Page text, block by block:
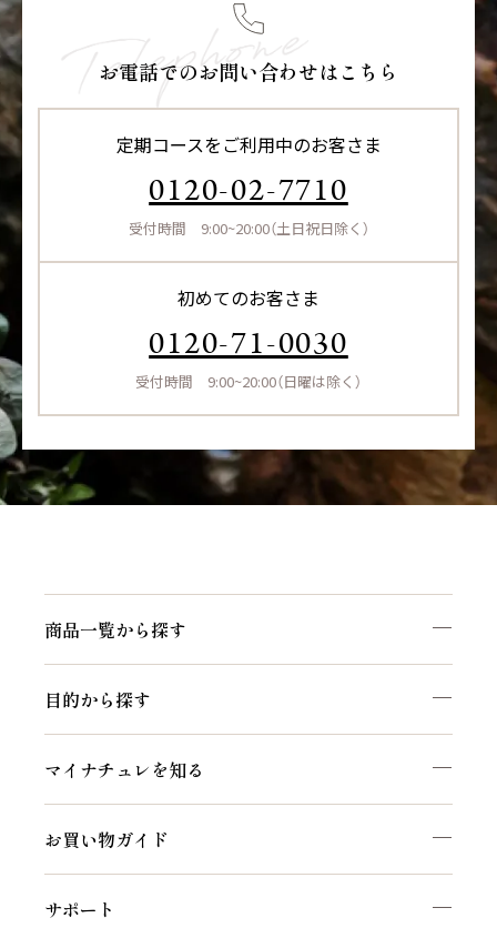
お電話でのお問い合わせはこちら
定期コースをご利用中のお客さま
0120-02-7710
受付時間 9:00~20:00（土日祝日除く）
初めてのお客さま
0120-71-0030
受付時間 9:00~20:00（日曜は除く）
商品一覧から探す
目的から探す
マイナチュレを知る
お買い物ガイド
サポート